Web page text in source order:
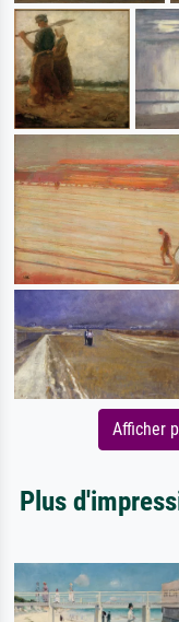
Afficher
Plus